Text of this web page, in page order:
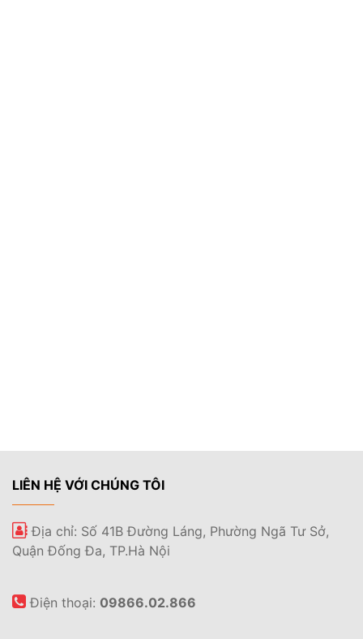
LIÊN HỆ VỚI CHÚNG TÔI
Địa chỉ: Số 41B Đường Láng, Phường Ngã Tư Sở,
Quận Đống Đa, TP.Hà Nội
Điện thoại: 09866.02.866